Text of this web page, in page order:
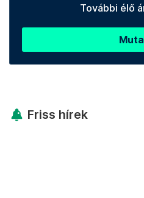
További élő
Friss hírek